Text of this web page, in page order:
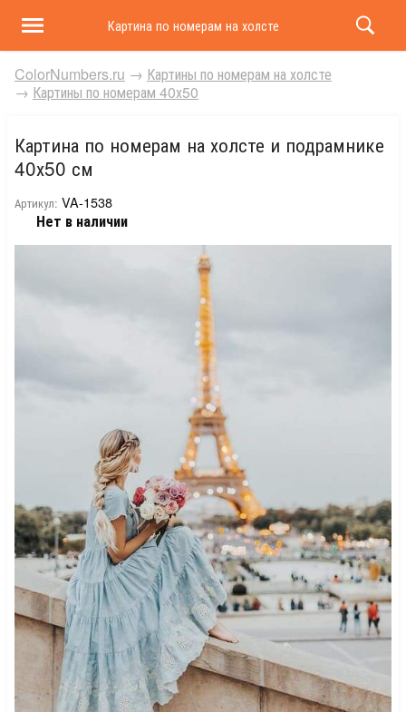
Картина по номерам на холсте и подрамнике 40х50
ColorNumbers.ru → Картины по номерам на холсте
→ Картины по номерам 40х50
Картина по номерам на холсте и подрамнике
40х50 см
Артикул: VA-1538
Нет в наличии